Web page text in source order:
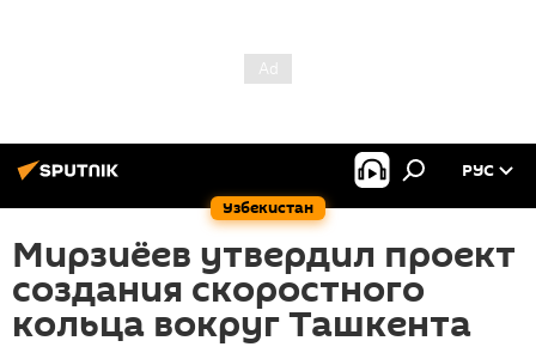
Узбекистан
РУС
Мирзиёев утвердил проект
создания скоростного
кольца вокруг Ташкента